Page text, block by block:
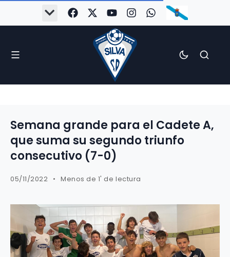
Semana grande para el Cadete A,
que suma su segundo triunfo
consecutivo (7-0)
05/11/2022 Menos de 1' de lectura